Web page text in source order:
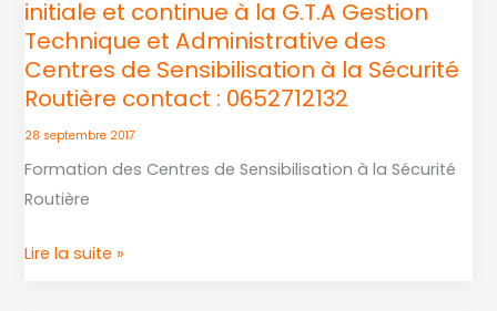
2019
et
11
juin
2019
initiale et continue à la G.T.A Gestion
Technique et Administrative des
Centres de Sensibilisation à la Sécurité
Routière contact : 0652712132
28 septembre 2017
Formation des Centres de Sensibilisation à la Sécurité
Routière
vous
forme
à
la
Formation
initiale
et
à
Lire la suite »